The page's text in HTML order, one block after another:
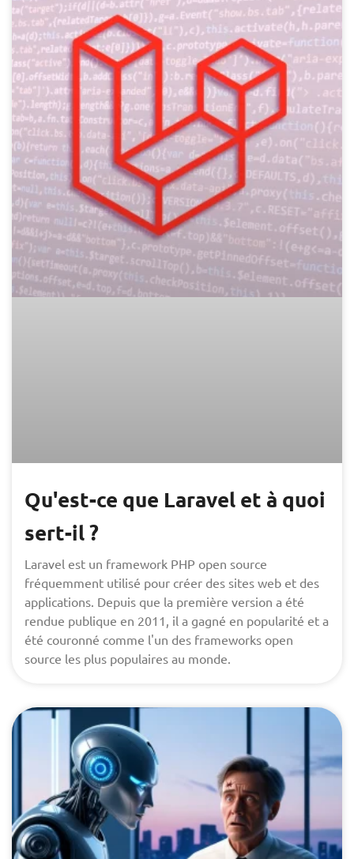
Qu'est-ce que Laravel et à quoi
sert-il ?
Laravel est un framework PHP open source
fréquemment utilisé pour créer des sites web et des
applications. Depuis que la première version a été
rendue publique en 2011, il a gagné en popularité et a
été couronné comme l'un des frameworks open
source les plus populaires au monde.